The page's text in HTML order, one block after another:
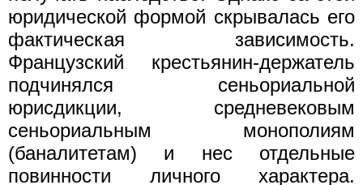
юридической формой скрывалась его
фактическая зависимость.
Французский крестьянин-держатель
подчинялся сеньориальной
юрисдикции, средневековым
сеньориальным монополиям
(баналитетам) и нес отдельные
повинности личного характера.